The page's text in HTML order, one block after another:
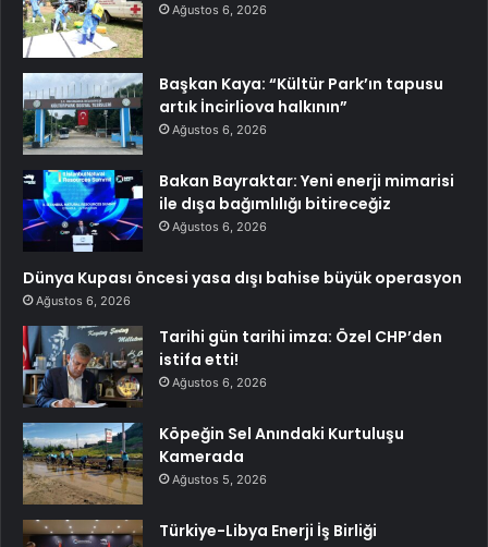
Ağustos 6, 2026
Başkan Kaya: “Kültür Park’ın tapusu
artık İncirliova halkının”
Ağustos 6, 2026
Bakan Bayraktar: Yeni enerji mimarisi
ile dışa bağımlılığı bitireceğiz
Ağustos 6, 2026
Dünya Kupası öncesi yasa dışı bahise büyük operasyon
Ağustos 6, 2026
Tarihi gün tarihi imza: Özel CHP’den
istifa etti!
Ağustos 6, 2026
Köpeğin Sel Anındaki Kurtuluşu
Kamerada
Ağustos 5, 2026
Türkiye-Libya Enerji İş Birliği